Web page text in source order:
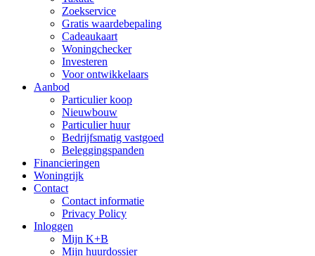
Zoekservice
Gratis waardebepaling
Cadeaukaart
Woningchecker
Investeren
Voor ontwikkelaars
Aanbod
Particulier koop
Nieuwbouw
Particulier huur
Bedrijfsmatig vastgoed
Beleggingspanden
Financieringen
Woningrijk
Contact
Contact informatie
Privacy Policy
Inloggen
Mijn K+B
Mijn huurdossier